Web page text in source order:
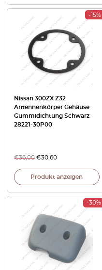
-15%
Nissan 300ZX Z32
Antennenkörper Gehäuse
Gummidichtung Schwarz
28221-30P00
€36,00 €30,60
Produkt anzeigen
-30%